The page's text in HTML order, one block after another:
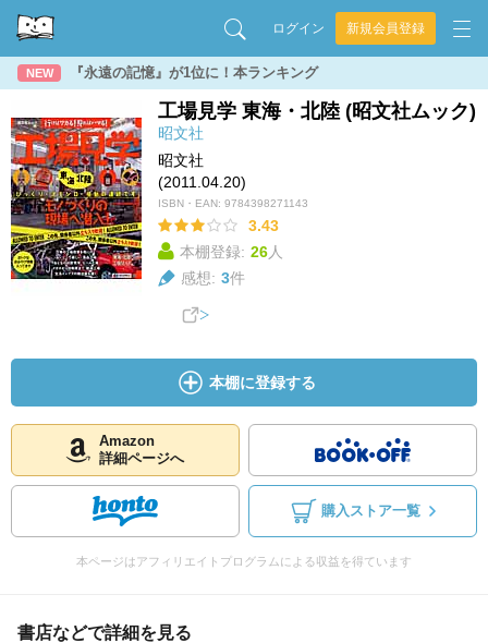
ログイン 新規会員登録
NEW 『永遠の記憶』が1位に！本ランキング
工場見学 東海・北陸 (昭文社ムック)
昭文社
昭文社
(2011.04.20)
ISBN・EAN: 9784398271143
3.43
本棚登録: 26人
感想: 3件
本棚に登録する
Amazon
詳細ページへ
購入ストア一覧
本ページはアフィリエイトプログラムによる収益を得ています
書店などで詳細を見る